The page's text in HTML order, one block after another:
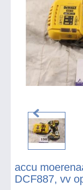
accu
DCF887, vv